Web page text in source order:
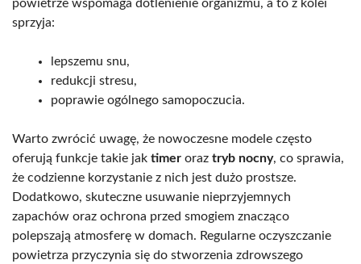
powietrze wspomaga dotlenienie organizmu, a to z kolei
sprzyja:
lepszemu snu,
redukcji stresu,
poprawie ogólnego samopoczucia.
Warto zwrócić uwagę, że nowoczesne modele często
oferują funkcje takie jak timer oraz tryb nocny, co sprawia,
że codzienne korzystanie z nich jest dużo prostsze.
Dodatkowo, skuteczne usuwanie nieprzyjemnych
zapachów oraz ochrona przed smogiem znacząco
polepszają atmosferę w domach. Regularne oczyszczanie
powietrza przyczynia się do stworzenia zdrowszego